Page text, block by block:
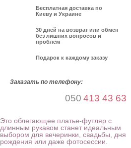
Бесплатная доставка по
Киеву и Украине
30 дней на возврат или обмен
без лишних вопросов и
проблем
Подарок к каждому заказу
Заказать по телефону:
050 413 43 63
Это облегающее платье-футляр с
длинным рукавом станет идеальным
выбором для вечеринки, свадьбы, дня
рождения или даже фотосессии.